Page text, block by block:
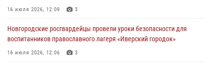
30 июля 2026, 14:36 1
Новгородские росгвардейцы рассказали о службе детям из летнего
лагеря «Волынь»
30 июля 2026, 08:40 5
16 июля 2026, 12:09 3
Новгородские росгвардейцы провели уроки безопасности для
воспитанников православного лагеря «Иверский городок»
16 июля 2026, 12:06 3